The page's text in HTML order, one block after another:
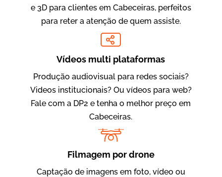
Amigo Edu
e 3D para clientes em Cabeceiras, perfeitos
para reter a atenção de quem assiste.
Vídeos multi plataformas
Produção audiovisual para redes sociais?
Videos institucionais? Ou vídeos para web?
Fale com a DP2 e tenha o melhor preço em
Cabeceiras.
Filmagem por drone
Captação de imagens em foto, vídeo ou